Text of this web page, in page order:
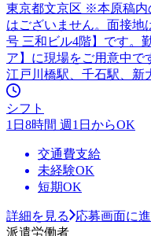
東京都文京区 ※本原稿内
はございません。面接地
号 三和ビル4階】です。
ア】に現場をご用意中で
江戸川橋駅、千石駅、新
シフト
1日8時間 週1日からOK
交通費支給
未経験OK
短期OK
詳細を見る
応募画面に
派遣労働者